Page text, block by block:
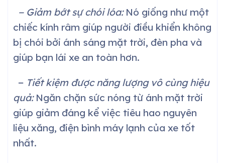
− Giảm bớt sự chói lóa:Nó giống như một
chiếc kính râm giúp người điều khiển không
bị chói bởi ánh sáng mặt trời, đèn pha và
giúp bạn lái xe an toàn hơn.
− Tiết kiệm được năng lượng vô cùng hiệu
quả:Ngăn chặn sức nóng từ ánh mặt trời
giúp giảm đáng kể việc tiêu hao nguyên
liệu xăng, điện bình máy lạnh của xe tốt
nhất.